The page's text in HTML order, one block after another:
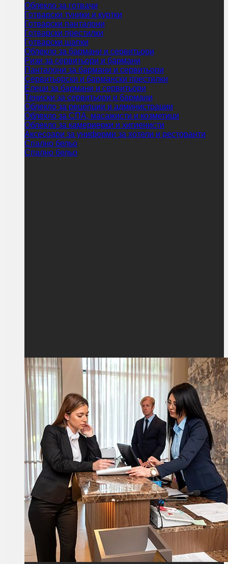
Облекло за готвачи
Готварски туники и куртки
Готварски панталони
Готварски престилки
Готварски шапки
Облекло за бармани и сервитьори
Ризи за сервитьори и бармани
Панталони за бармани и сервитьори
Сервитьорски и бармански престилки
Елеци за бармани и сервитьори
Тениски за сервитьори и бармани
Облекло за рецепции и администрации
Облекло за СПА, масажисти и козметици
Облекло за камериерки и хигиенисти
Аксесоари за униформи за хотели и ресторанти
Спално бельо
Спално бельо